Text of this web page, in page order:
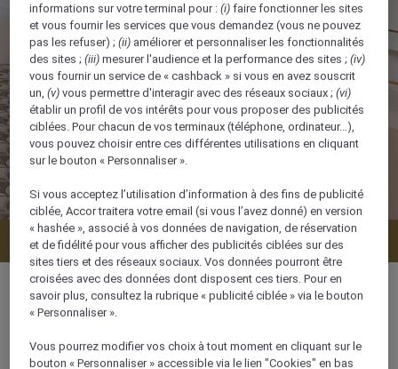
Vérifier la disponibilité
34 m²
informations sur votre terminal pour :(i) faire fonctionner les sites
et vous fournir les services que vous demandez (vous ne pouvez
pas les refuser) ;(ii) améliorer et personnaliser les fonctionnalités
des sites ;(iii) mesurer l'audience et la performance des sites ;(iv)
vous fournir un service de « cashback » si vous en avez souscrit
un,(v) vous permettre d'interagir avec des réseaux sociaux ;(vi)
établir un profil de vos intérêts pour vous proposer des publicités
ciblées. Pour chacun de vos terminaux (téléphone, ordinateur…),
vous pouvez choisir entre ces différentes utilisations en cliquant
sur le bouton « Personnaliser ».
Si vous acceptez l’utilisation d’information à des fins de publicité
ciblée, Accor traitera votre email (si vous l’avez donné) en version
« hashée », associé à vos données de navigation, de réservation
et de fidélité pour vous afficher des publicités ciblées sur des
sites tiers et des réseaux sociaux. Vos données pourront être
croisées avec des données dont disposent ces tiers. Pour en
savoir plus, consultez la rubrique « publicité ciblée » via le bouton
« Personnaliser ».
Vous pourrez modifier vos choix à tout moment en cliquant sur le
bouton « Personnaliser » accessible via le lien "Cookies" en bas